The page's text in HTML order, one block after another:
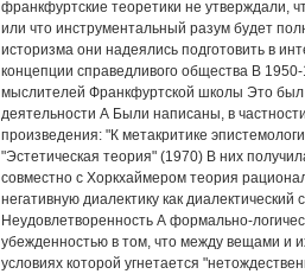
франкфуртские теоретики не утверждали,
или что инструментальный разум будет
историзма они надеялись подготовить в
концепции справедливого общества В
мыслителей Франкфуртской школы Это
деятельности А Были написаны, в
произведения: "К метакритике
"Эстетическая теория" (1970) В них
совместно с Хоркхаймером теория
негативную диалектику как
Неудовлетворенность А формально-
убежденностью в том, что между вещами и
условиях которой угнетается